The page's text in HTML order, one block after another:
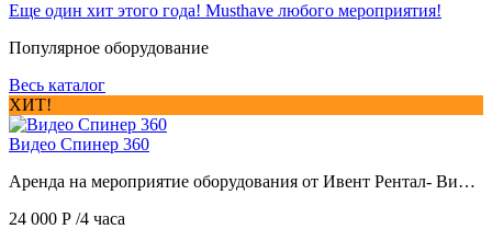
Еще один хит этого года! Musthave любого мероприятия!
Популярное оборудование
Весь каталог
ХИТ!
Видео Спинер 360
Аренда на мероприятие оборудования от Ивент Рентал- Ви…
24 000 Р /4 часа